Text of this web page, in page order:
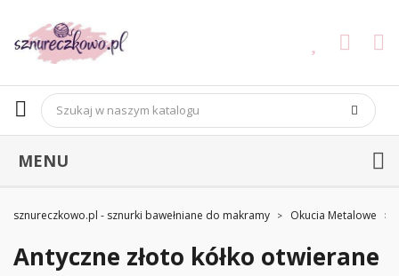
MENU
sznureczkowo.pl - sznurki bawełniane do makramy Okucia Metalowe
Antyczne złoto kółko otwierane